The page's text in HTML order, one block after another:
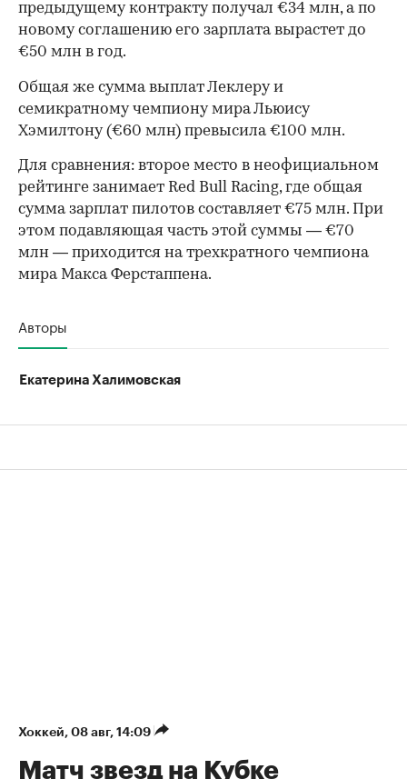
предыдущему контракту получал €34 млн, а по
новому соглашению его зарплата вырастет до
€50 млн в год.
00:00
Общая же сумма выплат Леклеру и
семикратному чемпиону мира Льюису
Хэмилтону (€60 млн) превысила €100 млн.
Для сравнения: второе место в неофициальном
рейтинге занимает Red Bull Racing, где общая
сумма зарплат пилотов составляет €75 млн. При
этом подавляющая часть этой суммы — €70
млн — приходится на трехкратного чемпиона
мира Макса Ферстаппена.
Авторы
Екатерина Халимовская
Хоккей⁠, 08 авг, 14:09
Матч звезд на Кубке